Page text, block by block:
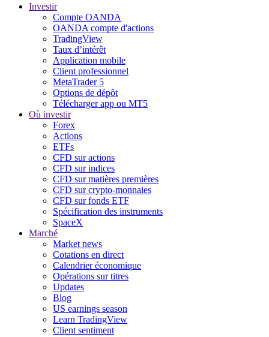
Investir
Compte OANDA
OANDA compte d'actions
TradingView
Taux d’intérêt
Application mobile
Client professionnel
MetaTrader 5
Options de dépôt
Télécharger app ou MT5
Où investir
Forex
Actions
ETFs
CFD sur actions
CFD sur indices
CFD sur matières premières
CFD sur crypto-monnaies
CFD sur fonds ETF
Spécification des instruments
SpaceX
Marché
Market news
Cotations en direct
Calendrier économique
Opérations sur titres
Updates
Blog
US earnings season
Learn TradingView
Client sentiment